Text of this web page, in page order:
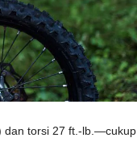
dan torsi 27 ft.-lb.—cukup